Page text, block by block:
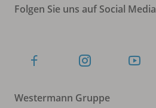
Folgen Sie uns auf Social Media
Westermann Gruppe